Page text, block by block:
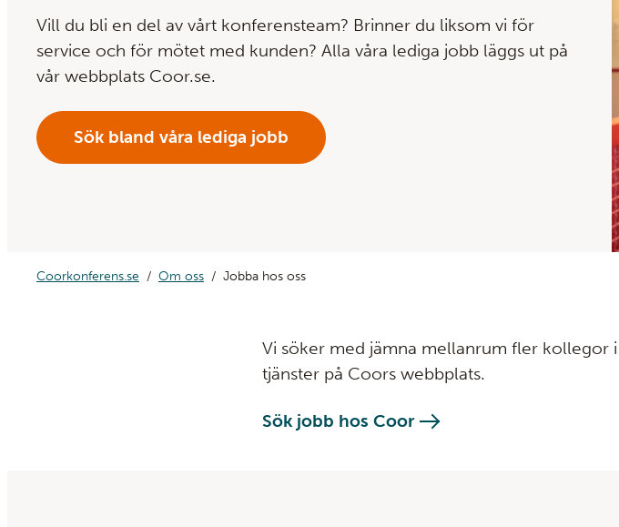
Vill du bli en del av vårt konferensteam? Brinner du liksom vi för
service och för mötet med kunden? Alla våra lediga jobb läggs ut på
vår webbplats Coor.se.
Sök bland våra lediga jobb
Coorkonferens.se Om oss Jobba hos oss
Vi söker med jämna mellanrum fler kollegor
tjänster på Coors webbplats.
Sök jobb hos Coor